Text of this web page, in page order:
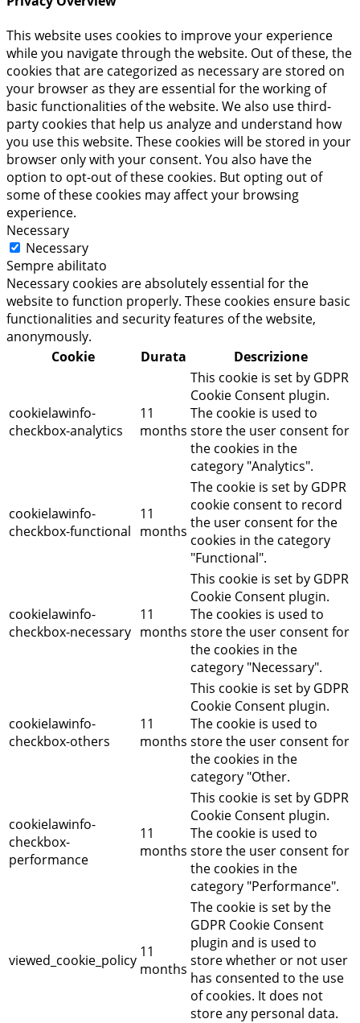
This website uses cookies to improve your experience
while you navigate through the website. Out of these, the
cookies that are categorized as necessary are stored on
your browser as they are essential for the working of
basic functionalities of the website. We also use third-
party cookies that help us analyze and understand how
you use this website. These cookies will be stored in your
browser only with your consent. You also have the
option to opt-out of these cookies. But opting out of
some of these cookies may affect your browsing
experience.
Necessary
Necessary
Sempre abilitato
Necessary cookies are absolutely essential for the
website to function properly. These cookies ensure basic
functionalities and security features of the website,
anonymously.
Cookie
Durata Descrizione
cookielawinfo-
checkbox-analytics
11
months
This cookie is set by GDPR
Cookie Consent plugin.
The cookie is used to
store the user consent for
the cookies in the
category "Analytics".
cookielawinfo-
checkbox-functional
11
months
The cookie is set by GDPR
cookie consent to record
the user consent for the
cookies in the category
"Functional".
cookielawinfo-
checkbox-necessary
11
months
This cookie is set by GDPR
Cookie Consent plugin.
The cookies is used to
store the user consent for
the cookies in the
category "Necessary".
cookielawinfo-
checkbox-others
11
months
This cookie is set by GDPR
Cookie Consent plugin.
The cookie is used to
store the user consent for
the cookies in the
category "Other.
cookielawinfo-
checkbox-
performance
11
months
This cookie is set by GDPR
Cookie Consent plugin.
The cookie is used to
store the user consent for
the cookies in the
category "Performance".
viewed_cookie_policy 11
months
The cookie is set by the
GDPR Cookie Consent
plugin and is used to
store whether or not user
has consented to the use
of cookies. It does not
store any personal data.